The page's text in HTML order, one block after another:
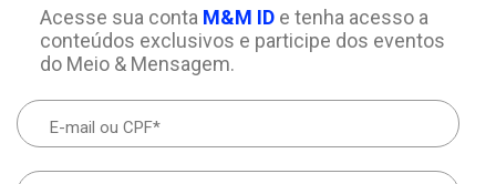
Acesse sua conta M&M IDe tenha acesso a
conteúdos exclusivos e participe dos eventos
do Meio & Mensagem.